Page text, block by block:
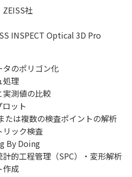
社
INSPECT Optical 3D Pro
タのポリゴン化
処理
実測値の比較
ロット
たは複数の検査ポイントの解析
リック検査
By Doing
計的工程管理（SPC）・変形解析
作成